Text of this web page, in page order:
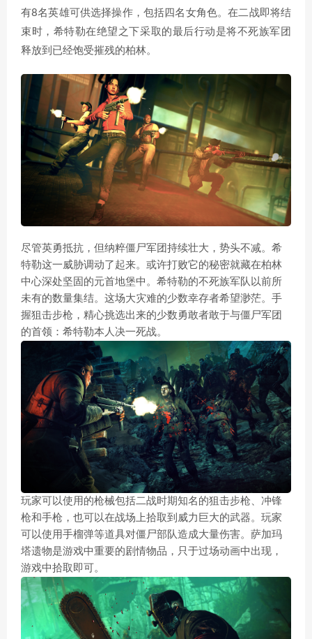
有8名英雄可供选择操作，包括四名女角色。在二战即将结
束时，希特勒在绝望之下采取的最后行动是将不死族军团
释放到已经饱受摧残的柏林。
尽管英勇抵抗，但纳粹僵尸军团持续壮大，势头不减。希
特勒这一威胁调动了起来。或许打败它的秘密就藏在柏林
中心深处坚固的元首地堡中。希特勒的不死族军队以前所
未有的数量集结。这场大灾难的少数幸存者希望渺茫。手
握狙击步枪，精心挑选出来的少数勇敢者敢于与僵尸军团
的首领：希特勒本人决一死战。
玩家可以使用的枪械包括二战时期知名的狙击步枪、冲锋
枪和手枪，也可以在战场上拾取到威力巨大的武器。玩家
可以使用手榴弹等道具对僵尸部队造成大量伤害。萨加玛
塔遗物是游戏中重要的剧情物品，只于过场动画中出现，
游戏中拾取即可。